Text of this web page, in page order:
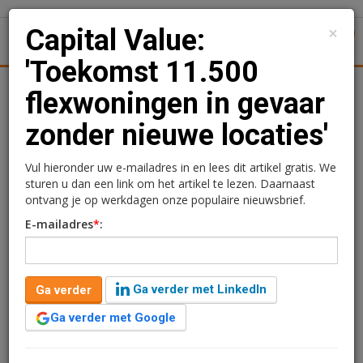
Nieuws Achtergronden
Capital Value: 'Toekomst
11.500 flexwoningen in
gevaar zonder nieuwe
locaties'
Redactie
18 maart 2025 om 10:05
één jaar geleden aangepast
2 minuten leestijd
De komende vijf jaar moeten ongeveer 11.500
×
Capital Value:
'Toekomst 11.500
flexwoningen in gevaar
zonder nieuwe locaties'
Vul hieronder uw e-mailadres in en lees dit artikel gratis. We
sturen u dan een link om het artikel te lezen. Daarnaast
ontvang je op werkdagen onze populaire nieuwsbrief.
E-mailadres*:
Ga verder
Ga verder met LinkedIn
Ga verder met Google